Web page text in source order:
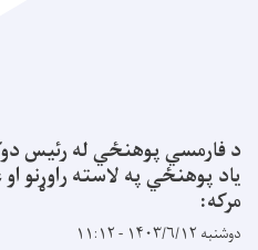
د فارمسي پوهنځي له رئیس
یاد پوهنځي په لاسته
مرکه:
دوشنبه ۱۴۰۳/۶/۱۲ - ۱۱:۱۲